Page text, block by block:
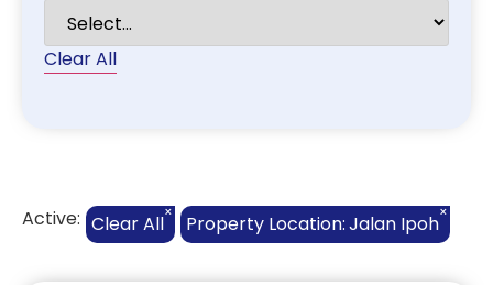
Clear All
Active: Clear All× Property Location:Jalan Ipoh×